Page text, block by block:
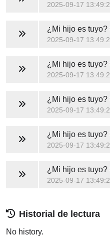
2025-09-17
¿Mi hijo es tuyo?
2025-09-17
¿Mi hijo es tuyo?
2025-09-17
¿Mi hijo es tuyo?
2025-09-17
¿Mi hijo es tuyo?
2025-09-17
¿Mi hijo es tuyo?
2025-09-17
Historial de lectura
No history.